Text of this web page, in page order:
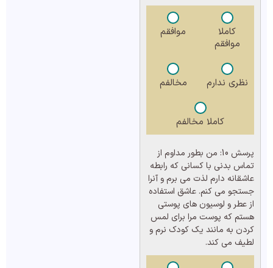
کاملا
موافقم
موافقم
نظری ندارم مخالفم
کاملا مخالفم
پرسش 10:
من بطور مداوم از
تماس بدنی با کسانی که رابطه
عاشقانه دارم لذت می برم و آنرا
جستجو می کنم. عاشق استفاده
از عطر و لوسیون های پوستی
هستم که پوست مرا برای لمس
کردن به مانند یک کودک نرم و
لطیف می کند.